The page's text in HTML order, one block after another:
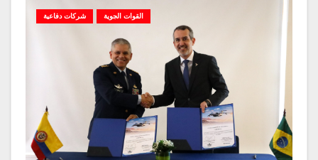
القوات الجوية شركات دفاعية